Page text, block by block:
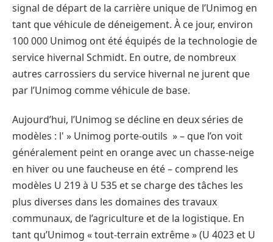
signal de départ de la carrière unique de l’Unimog en
tant que véhicule de déneigement. À ce jour, environ
100 000 Unimog ont été équipés de la technologie de
service hivernal Schmidt. En outre, de nombreux
autres carrossiers du service hivernal ne jurent que
par l’Unimog comme véhicule de base.
Aujourd’hui, l’Unimog se décline en deux séries de
modèles : l' » Unimog porte-outils » – que l’on voit
généralement peint en orange avec un chasse-neige
en hiver ou une faucheuse en été – comprend les
modèles U 219 à U 535 et se charge des tâches les
plus diverses dans les domaines des travaux
communaux, de l’agriculture et de la logistique. En
tant qu’Unimog « tout-terrain extrême » (U 4023 et U